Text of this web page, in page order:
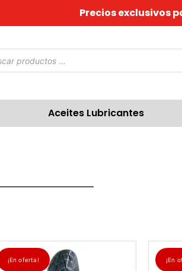
Precios exclusivos
Aceites Lubricantes
¡En oferta! ¡En